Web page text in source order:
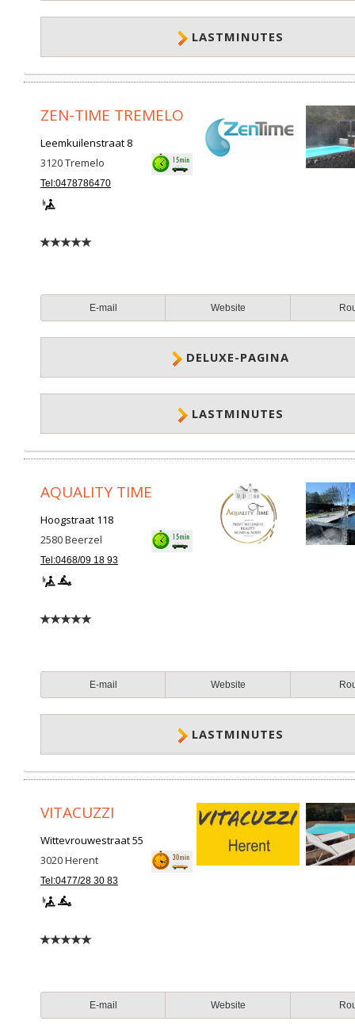
LASTMINUTES
ZEN-TIME TREMELO
Leemkuilenstraat 8
3120Tremelo
Tel:0478786470
E-mail Website
DELUXE-PAGINA
LASTMINUTES
AQUALITY TIME
Hoogstraat 118
2580Beerzel
Tel:0468/09 18 93
E-mail Website
LASTMINUTES
VITACUZZI
Wittevrouwestraat 55
3020Herent
Tel:0477/28 30 83
E-mail Website